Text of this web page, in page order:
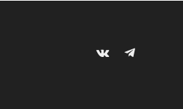
VKontakteTelegram